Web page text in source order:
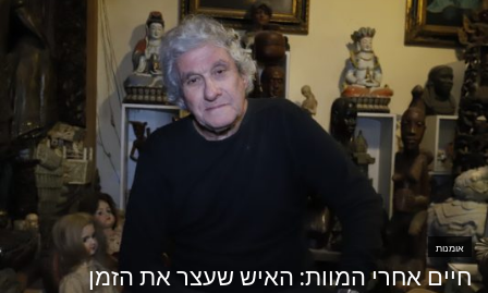
אומנות
חיים אחרי המוות: האיש שעצר את הזמן